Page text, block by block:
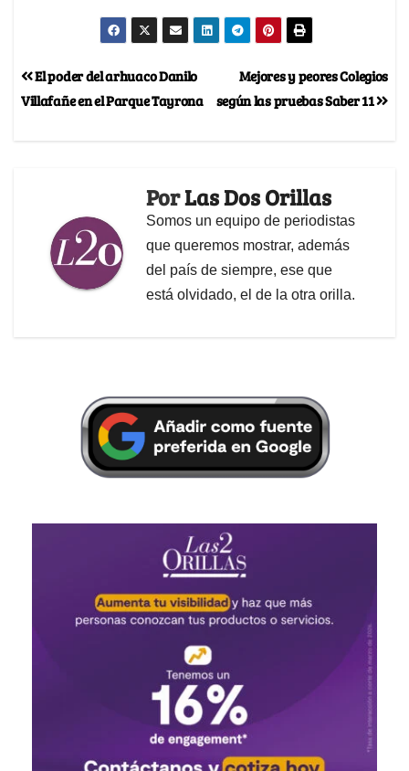
Mejores y peores Colegios
según las pruebas Saber 11
El poder del arhuaco Danilo
Villafañe en el Parque Tayrona
PorLas Dos Orillas
Somos un equipo de periodistas
que queremos mostrar, además
del país de siempre, ese que
está olvidado, el de la otra orilla.